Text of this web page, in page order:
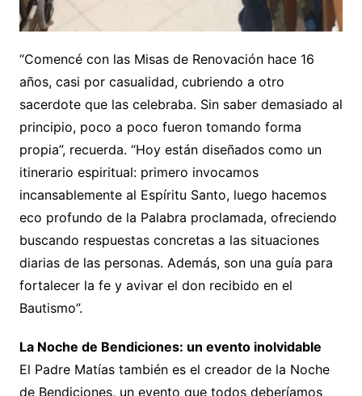
“Comencé con las Misas de Renovación hace 16
años, casi por casualidad, cubriendo a otro
sacerdote que las celebraba. Sin saber demasiado al
principio, poco a poco fueron tomando forma
propia”, recuerda. “Hoy están diseñados como un
itinerario espiritual: primero invocamos
incansablemente al Espíritu Santo, luego hacemos
eco profundo de la Palabra proclamada, ofreciendo
buscando respuestas concretas a las situaciones
diarias de las personas. Además, son una guía para
fortalecer la fe y avivar el don recibido en el
Bautismo”.
La Noche de Bendiciones: un evento inolvidable
El Padre Matías también es el creador de la Noche
de Bendiciones, un evento que todos deberíamos